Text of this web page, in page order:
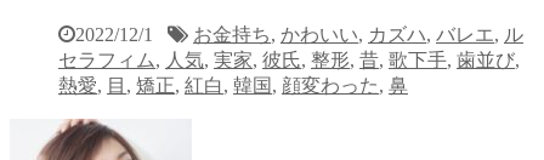
2022/12/1 お金持ち, かわいい, カズハ, バレエ, ル
セラフィム, 人気, 実家, 彼氏, 整形, 昔, 歌下手, 歯並び,
熱愛, 目 , 矯正, 紅白, 韓国 , 顔変わった, 鼻